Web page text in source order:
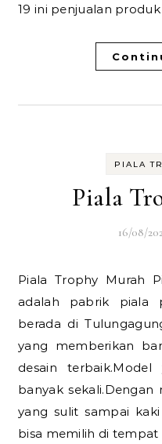
19 ini penjualan
PIALA
Piala
16/08/
Piala Trophy Murah Piala Trophy Murah – Kami
adalah pabrik piala
berada di
yang memberikan
desain
banyak
yang sulit sampai
bisa memilih di tempat